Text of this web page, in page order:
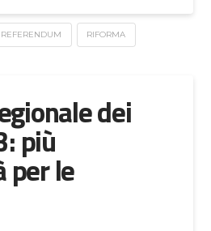
REFERENDUM RIFORMA
dei
più
per le